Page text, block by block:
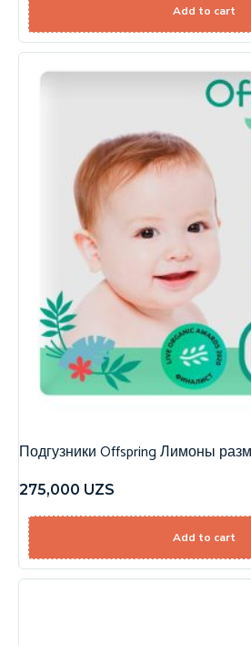
Add to cart
Подгузники Offspring Лимоны
275,000 UZS
Add to cart